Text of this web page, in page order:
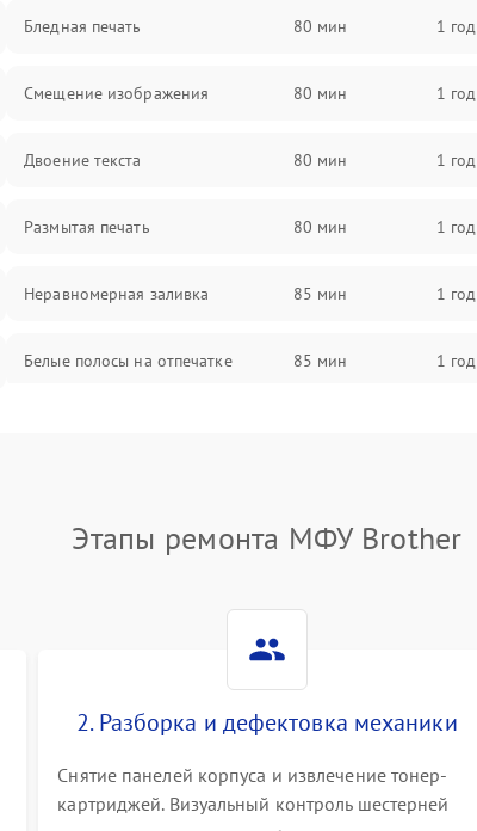
Бледная печать 80 мин 1 год
Смещение изображения 80 мин 1 год
Двоение текста 80 мин 1 год
Размытая печать 80 мин 1 год
Неравномерная заливка 85 мин 1 год
Белые полосы на отпечатке 85 мин 1 год
Этапы ремонта МФУ Brother
2. Разборка и дефектовка механики
Снятие панелей корпуса и извлечение тонер-
картриджей. Визуальный контроль шестерней